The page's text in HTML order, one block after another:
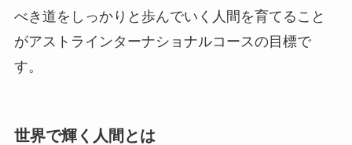
べき道をしっかりと歩んでいく人間を育てること
がアストラインターナショナルコースの目標で
す。
世界で輝く人間とは